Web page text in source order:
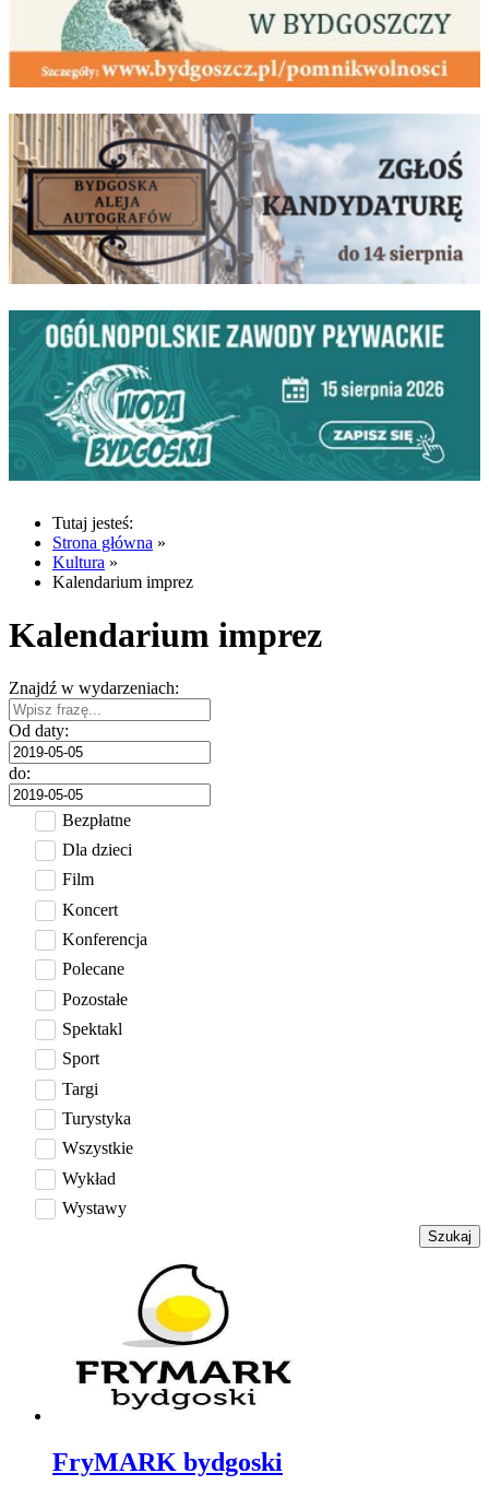
Tutaj jesteś:
Strona główna »
Kultura »
Kalendarium imprez
Kalendarium imprez
Znajdź w wydarzeniach:
Od daty:
do:
Bezpłatne
Dla dzieci
Film
Koncert
Konferencja
Polecane
Pozostałe
Spektakl
Sport
Targi
Turystyka
Wszystkie
Wykład
Wystawy
Szukaj
FryMARK bydgoski